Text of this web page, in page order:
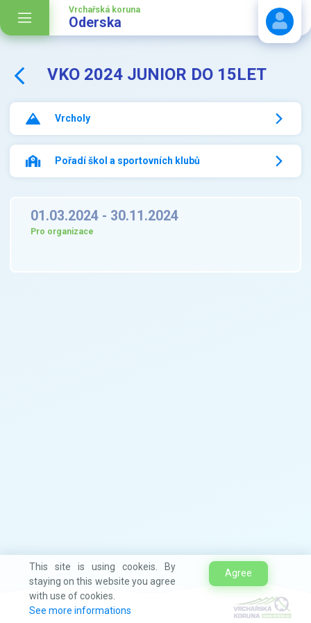
Vrchařská koruna
Oderska
Stáhnout návod
VKO 2024 JUNIOR DO 15LET
Vrcholy
Pořadí škol a sportovních klubů
01.03.2024 - 30.11.2024
Pro organizace
This site is using cookeis. By
staying on this website you agree
with use of cookies.
See more informations
Agree